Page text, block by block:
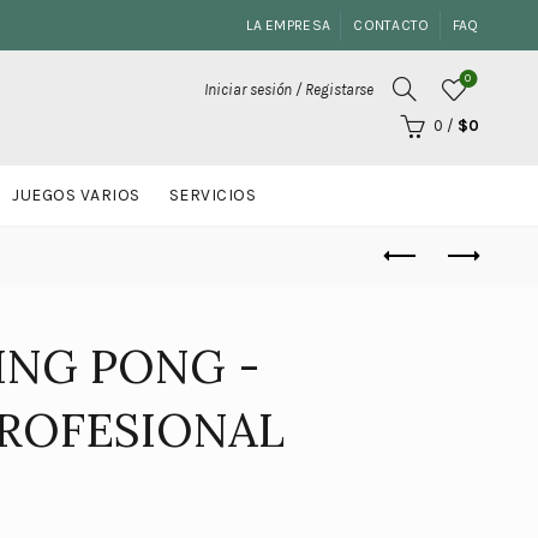
LA EMPRESA CONTACTO FAQ
Iniciar sesión / Registarse
0
0 / $0
JUEGOS VARIOS SERVICIOS
PONG -